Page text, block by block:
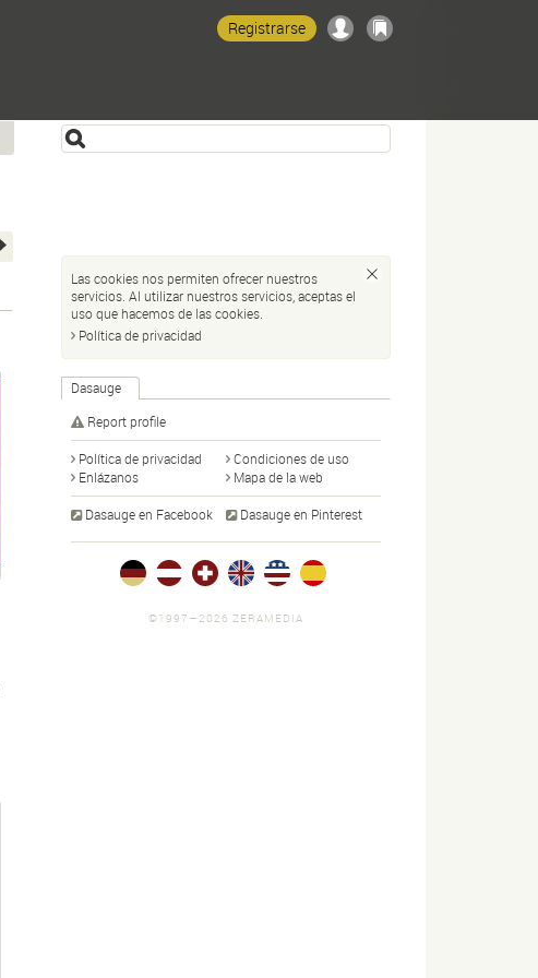
Registrarse
1 imagen 1 imagen
Las cookies nos permiten ofrecer nuestros
servicios. Al utilizar nuestros servicios, aceptas el
uso que hacemos de las cookies.
Política de privacidad
Dasauge
Report profile
Política de privacidad
Condiciones de uso
Enlázanos
Mapa de la web
Dasauge en Facebook Dasauge en Pinterest
©1997—2026 ZERAMEDIA